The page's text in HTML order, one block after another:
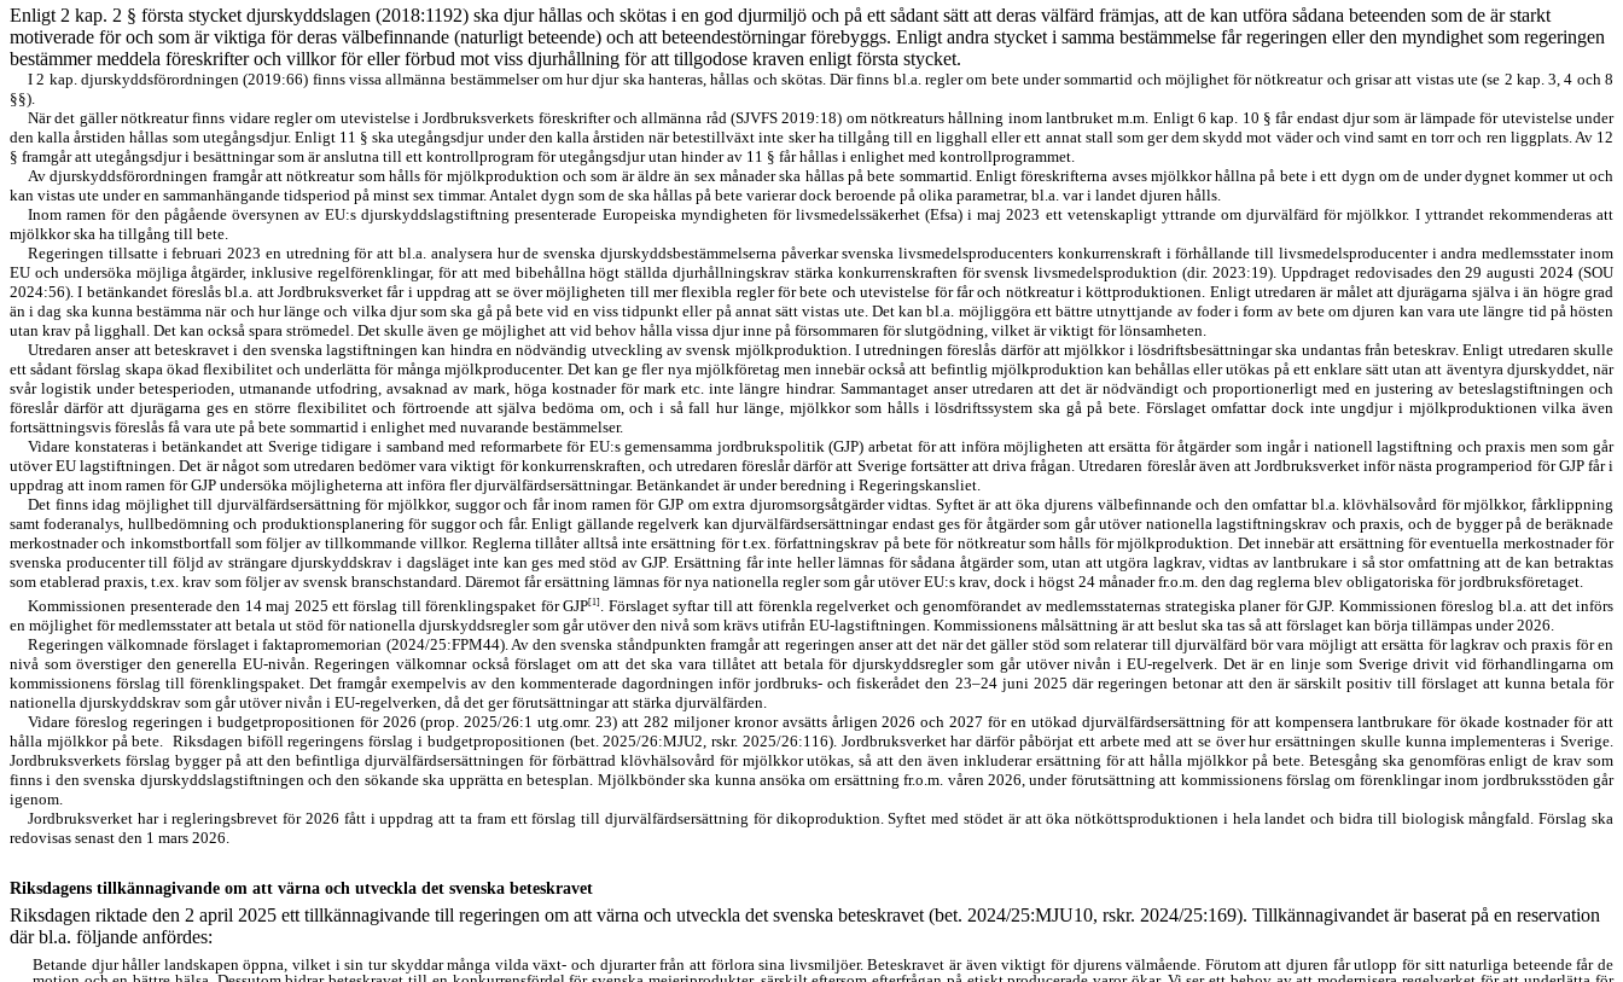
Enligt 2 kap. 2 § första stycket djurskyddslagen (2018:1192) ska djur hållas och skötas i en god djurmiljö och på ett sådant sätt att deras välfärd främjas, att de kan utföra sådana beteenden som de är starkt
motiverade för och som är viktiga för deras välbefinnande (naturligt beteende) och att beteendestörningar förebyggs. Enligt andra stycket i samma bestämmelse får regeringen eller den myndighet som regeringen
bestämmer meddela föreskrifter och villkor för eller förbud mot viss djurhållning för att tillgodose kraven enligt första stycket.
I 2 kap. djurskyddsförordningen (2019:66) finns vissa allmänna bestämmelser om hur djur ska hanteras, hållas och skötas. Där finns bl.a. regler om bete under sommartid och möjlighet för nötkreatur och grisar att vistas ute (se 2 kap. 3, 4 och 8
§§).
När det gäller nötkreatur finns vidare regler om utevistelse i Jordbruksverkets föreskrifter och allmänna råd (SJVFS 2019:18) om nötkreaturs hållning inom lantbruket m.m. Enligt 6 kap. 10 § får endast djur som är lämpade för utevistelse under
den kalla årstiden hållas som utegångsdjur. Enligt 11 § ska utegångsdjur under den kalla årstiden när betestillväxt inte sker ha tillgång till en ligghall eller ett annat stall som ger dem skydd mot väder och vind samt en torr och ren liggplats. Av 12
§ framgår att utegångsdjur i besättningar som är anslutna till ett kontrollprogram för utegångsdjur utan hinder av 11 § får hållas i enlighet med kontrollprogrammet.
Av djurskyddsförordningen framgår att nötkreatur som hålls för mjölkproduktion och som är äldre än sex månader ska hållas på bete sommartid. Enligt föreskrifterna avses mjölkkor hållna på bete i ett dygn om de under dygnet kommer ut och
kan vistas ute under en sammanhängande tidsperiod på minst sex timmar. Antalet dygn som de ska hållas på bete varierar dock beroende på olika parametrar, bl.a. var i landet djuren hålls.
Inom ramen för den pågående översynen av EU:s djurskyddslagstiftning presenterade Europeiska myndigheten för livsmedelssäkerhet (Efsa) i maj 2023 ett vetenskapligt yttrande om djurvälfärd för mjölkkor. I yttrandet rekommenderas att
mjölkkor ska ha tillgång till bete.
Regeringen tillsatte i februari 2023 en utredning för att bl.a. analysera hur de svenska djurskyddsbestämmelserna påverkar svenska livsmedelsproducenters konkurrenskraft i förhållande till livsmedelsproducenter i andra medlemsstater inom
EU och undersöka möjliga åtgärder, inklusive regelförenklingar, för att med bibehållna högt ställda djurhållningskrav stärka konkurrenskraften för svensk livsmedelsproduktion (dir. 2023:19). Uppdraget redovisades den 29 augusti 2024 (SOU
2024:56). I betänkandet föreslås bl.a. att Jordbruksverket får i uppdrag att se över möjligheten till mer flexibla regler för bete och utevistelse för får och nötkreatur i köttproduktionen. Enligt utredaren är målet att djurägarna själva i än högre grad
än i dag ska kunna bestämma när och hur länge och vilka djur som ska gå på bete vid en viss tidpunkt eller på annat sätt vistas ute. Det kan bl.a. möjliggöra ett bättre utnyttjande av foder i form av bete om djuren kan vara ute längre tid på hösten
utan krav på ligghall. Det kan också spara strömedel. Det skulle även ge möjlighet att vid behov hålla vissa djur inne på försommaren för slutgödning, vilket är viktigt för lönsamheten.
Utredaren anser att beteskravet i den svenska lagstiftningen kan hindra en nödvändig utveckling av svensk mjölkproduktion. I utredningen föreslås därför att mjölkkor i lösdriftsbesättningar ska undantas från beteskrav. Enligt utredaren skulle
ett sådant förslag skapa ökad flexibilitet och underlätta för många mjölkproducenter. Det kan ge fler nya mjölkföretag men innebär också att befintlig mjölkproduktion kan behållas eller utökas på ett enklare sätt utan att äventyra djurskyddet, när
svår logistik under betesperioden, utmanande utfodring, avsaknad av mark, höga kostnader för mark etc. inte längre hindrar. Sammantaget anser utredaren att det är nödvändigt och proportionerligt med en justering av beteslagstiftningen och
föreslår därför att djurägarna ges en större flexibilitet och förtroende att själva bedöma om, och i så fall hur länge, mjölkkor som hålls i lösdriftssystem ska gå på bete. Förslaget omfattar dock inte ungdjur i mjölkproduktionen vilka även
fortsättningsvis föreslås få vara ute på bete sommartid i enlighet med nuvarande bestämmelser.
Vidare konstateras i betänkandet att Sverige tidigare i samband med reformarbete för EU:s gemensamma jordbrukspolitik (GJP) arbetat för att införa möjligheten att ersätta för åtgärder som ingår i nationell lagstiftning och praxis men som går
utöver EU lagstiftningen. Det är något som utredaren bedömer vara viktigt för konkurrenskraften, och utredaren föreslår därför att Sverige fortsätter att driva frågan. Utredaren föreslår även att Jordbruksverket inför nästa programperiod för GJP får i
uppdrag att inom ramen för GJP undersöka möjligheterna att införa fler djurvälfärdsersättningar. Betänkandet är under beredning i Regeringskansliet.
Det finns idag möjlighet till djurvälfärdsersättning för mjölkkor, suggor och får inom ramen för GJP om extra djuromsorgsåtgärder vidtas. Syftet är att öka djurens välbefinnande och den omfattar bl.a. klövhälsovård för mjölkkor, fårklippning
samt foderanalys, hullbedömning och produktionsplanering för suggor och får. Enligt gällande regelverk kan djurvälfärdsersättningar endast ges för åtgärder som går utöver nationella lagstiftningskrav och praxis, och de bygger på de beräknade
merkostnader och inkomstbortfall som följer av tillkommande villkor. Reglerna tillåter alltså inte ersättning för t.ex. författningskrav på bete för nötkreatur som hålls för mjölkproduktion. Det innebär att ersättning för eventuella merkostnader för
svenska producenter till följd av strängare djurskyddskrav i dagsläget inte kan ges med stöd av GJP. Ersättning får inte heller lämnas för sådana åtgärder som, utan att utgöra lagkrav, vidtas av lantbrukare i så stor omfattning att de kan betraktas
som etablerad praxis, t.ex. krav som följer av svensk branschstandard. Däremot får ersättning lämnas för nya nationella regler som går utöver EU:s krav, dock i högst 24 månader fr.o.m. den dag reglerna blev obligatoriska för jordbruksföretaget.
Kommissionen presenterade den 14 maj 2025 ett förslag till förenklingspaket för GJP[1]
. Förslaget syftar till att förenkla regelverket och genomförandet av medlemsstaternas strategiska planer för GJP. Kommissionen föreslog bl.a. att det införs
en möjlighet för medlemsstater att betala ut stöd för nationella djurskyddsregler som går utöver den nivå som krävs utifrån EU-lagstiftningen. Kommissionens målsättning är att beslut ska tas så att förslaget kan börja tillämpas under 2026.
Regeringen välkomnade förslaget i faktapromemorian (2024/25:FPM44). Av den svenska ståndpunkten framgår att regeringen anser att det när det gäller stöd som relaterar till djurvälfärd bör vara möjligt att ersätta för lagkrav och praxis för en
nivå som överstiger den generella EU-nivån. Regeringen välkomnar också förslaget om att det ska vara tillåtet att betala för djurskyddsregler som går utöver nivån i EU-regelverk. Det är en linje som Sverige drivit vid förhandlingarna om
kommissionens förslag till förenklingspaket. Det framgår exempelvis av den kommenterade dagordningen inför jordbruks- och fiskerådet den 23–24 juni 2025 där regeringen betonar att den är särskilt positiv till förslaget att kunna betala för
nationella djurskyddskrav som går utöver nivån i EU-regelverken, då det ger förutsättningar att stärka djurvälfärden.
Vidare föreslog regeringen i budgetpropositionen för 2026 (prop. 2025/26:1 utg.omr. 23) att 282 miljoner kronor avsätts årligen 2026 och 2027 för en utökad djurvälfärdsersättning för att kompensera lantbrukare för ökade kostnader för att
hålla mjölkkor på bete.
Riksdagen biföll regeringens förslag i budgetpropositionen (bet. 2025/26:MJU2, rskr. 2025/26:116). Jordbruksverket har därför påbörjat ett arbete med att se över hur ersättningen skulle kunna implementeras i Sverige.
Jordbruksverkets förslag bygger på att den befintliga djurvälfärdsersättningen för förbättrad klövhälsovård för mjölkkor utökas, så att den även inkluderar ersättning för att hålla mjölkkor på bete. Betesgång ska genomföras enligt de krav som
finns i den svenska djurskyddslagstiftningen och den sökande ska upprätta en betesplan. Mjölkbönder ska kunna ansöka om ersättning fr.o.m. våren 2026, under förutsättning att kommissionens förslag om förenklingar inom jordbruksstöden går
igenom.
Jordbruksverket har i regleringsbrevet för 2026 fått i uppdrag att ta fram ett förslag till djurvälfärdsersättning för dikoproduktion. Syftet med stödet är att öka nötköttsproduktionen i hela landet och bidra till biologisk mångfald. Förslag ska
redovisas senast den 1 mars 2026.
Riksdagens tillkännagivande om att värna och utveckla det svenska beteskravet
Riksdagen riktade den 2 april 2025 ett tillkännagivande till regeringen om att värna och utveckla det svenska beteskravet (bet. 2024/25:MJU10, rskr. 2024/25:169). Tillkännagivandet är baserat på en reservation
där bl.a. följande anfördes:
Betande djur håller landskapen öppna, vilket i sin tur skyddar många vilda växt- och djurarter från att förlora sina livsmiljöer. Beteskravet är även viktigt för djurens välmående. Förutom att djuren får utlopp för sitt naturliga beteende får de